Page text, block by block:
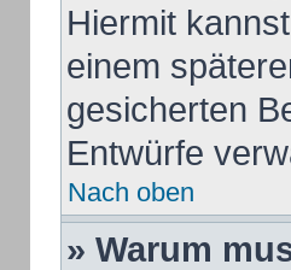
Hiermit
einem
gesicherten
Entwürfe
Nach oben
» Warum